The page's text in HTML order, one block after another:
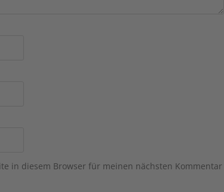
in diesem Browser für meinen nächsten Kommentar